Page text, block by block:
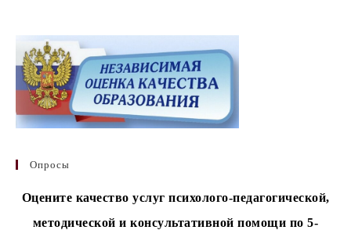
Опросы
Оцените качество услуг психолого-педагогической,
методической и консультативной помощи по 5-